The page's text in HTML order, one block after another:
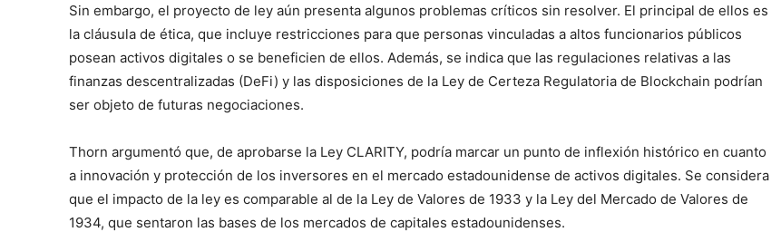
Sin embargo, el proyecto de ley aún presenta algunos problemas críticos sin resolver. El principal de ellos es
la cláusula de ética, que incluye restricciones para que personas vinculadas a altos funcionarios públicos
posean activos digitales o se beneficien de ellos. Además, se indica que las regulaciones relativas a las
finanzas descentralizadas (DeFi) y las disposiciones de la Ley de Certeza Regulatoria de Blockchain podrían
ser objeto de futuras negociaciones.
Thorn argumentó que, de aprobarse la Ley CLARITY, podría marcar un punto de inflexión histórico en cuanto
a innovación y protección de los inversores en el mercado estadounidense de activos digitales. Se considera
que el impacto de la ley es comparable al de la Ley de Valores de 1933 y la Ley del Mercado de Valores de
1934, que sentaron las bases de los mercados de capitales estadounidenses.